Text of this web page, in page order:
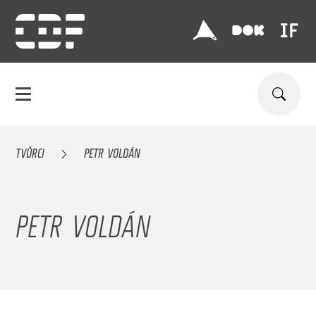
TVŮRCI PETR VOLDÁN
PETR VOLDÁN